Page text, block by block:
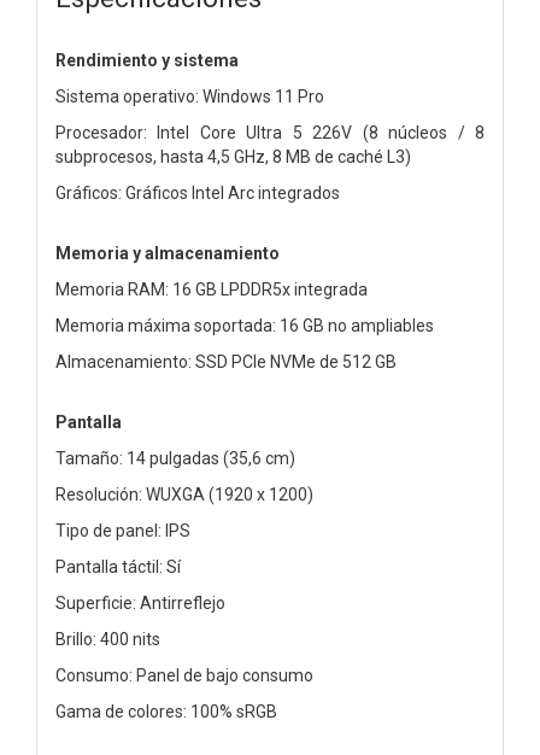
Rendimiento y sistema
Sistema operativo: Windows 11 Pro
Procesador: Intel Core Ultra 5 226V (8 núcleos / 8
subprocesos, hasta 4,5 GHz, 8 MB de caché L3)
Gráficos: Gráficos Intel Arc integrados
Memoria y almacenamiento
Memoria RAM: 16 GB LPDDR5x integrada
Memoria máxima soportada: 16 GB no ampliables
Almacenamiento: SSD PCIe NVMe de 512 GB
Pantalla
Tamaño: 14 pulgadas (35,6 cm)
Resolución: WUXGA (1920 x 1200)
Tipo de panel: IPS
Pantalla táctil: Sí
Superficie: Antirreflejo
Brillo: 400 nits
Consumo: Panel de bajo consumo
Gama de colores: 100% sRGB